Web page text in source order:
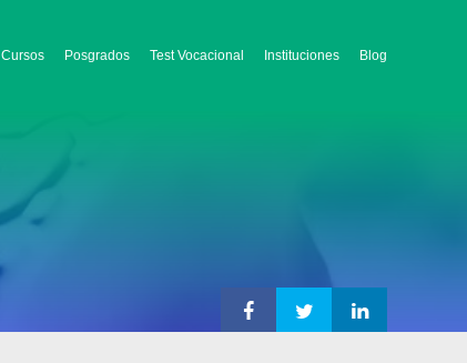
Cursos Posgrados Test Vocacional Instituciones Blog